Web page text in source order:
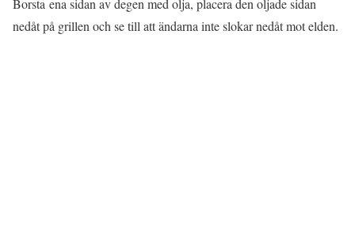
nedåt på grillen och se till att ändarna inte slokar nedåt mot elden.